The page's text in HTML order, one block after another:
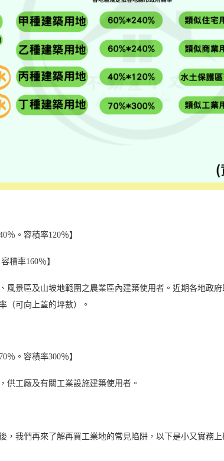
％。容積率120％】
積率160％】
風景區及山坡地範圍之農業區內建築使用者。近期各地政
（可向上蓋的坪數）。
％。容積率300％】
供工廠及有關工業設施建築使用者。
，我們再來了解再買工業地的常見陷阱，以下是小又實務